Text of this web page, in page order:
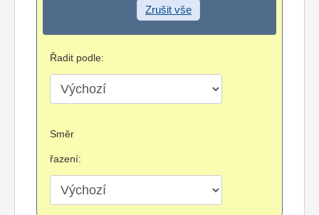
Zrušit vše
Řadit podle:
Směr
řazení: